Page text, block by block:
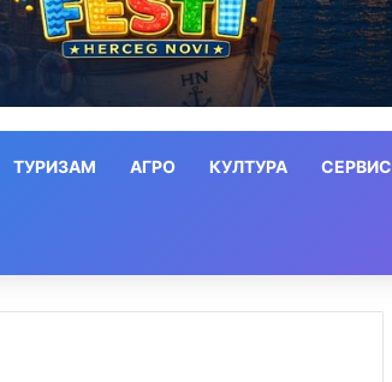
ТУРИЗАМ АГРО КУЛТУРА СЕРВИС